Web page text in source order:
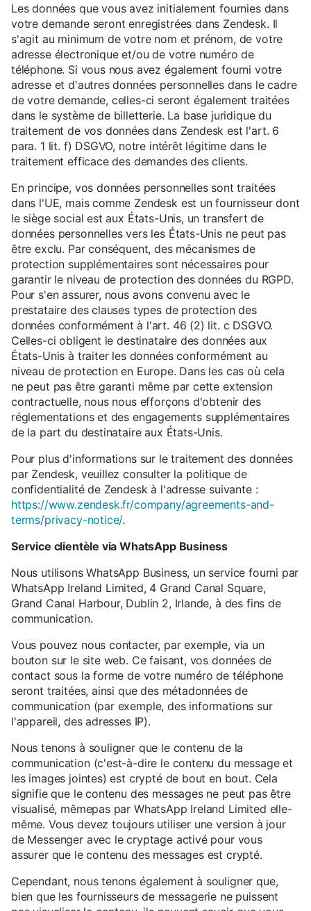
Les données que vous avez initialement fournies dans
votre demande seront enregistrées dans Zendesk. Il
s'agit au minimum de votre nom et prénom, de votre
adresse électronique et/ou de votre numéro de
téléphone. Si vous nous avez également fourni votre
adresse et d'autres données personnelles dans le cadre
de votre demande, celles-ci seront également traitées
dans le système de billetterie. La base juridique du
traitement de vos données dans Zendesk est l'art. 6
para. 1 lit. f) DSGVO, notre intérêt légitime dans le
traitement efficace des demandes des clients.
En principe, vos données personnelles sont traitées
dans l'UE, mais comme Zendesk est un fournisseur dont
le siège social est aux États-Unis, un transfert de
données personnelles vers les États-Unis ne peut pas
être exclu. Par conséquent, des mécanismes de
protection supplémentaires sont nécessaires pour
garantir le niveau de protection des données du RGPD.
Pour s'en assurer, nous avons convenu avec le
prestataire des clauses types de protection des
données conformément à l'art. 46 (2) lit. c DSGVO.
Celles-ci obligent le destinataire des données aux
États-Unis à traiter les données conformément au
niveau de protection en Europe. Dans les cas où cela
ne peut pas être garanti même par cette extension
contractuelle, nous nous efforçons d'obtenir des
réglementations et des engagements supplémentaires
de la part du destinataire aux États-Unis.
Pour plus d'informations sur le traitement des données
par Zendesk, veuillez consulter la politique de
confidentialité de Zendesk à l'adresse suivante :
https://www.zendesk.fr/company/agreements-and-
terms/privacy-notice/.
Service clientèle via WhatsApp Business
Nous utilisons WhatsApp Business, un service fourni par
WhatsApp Ireland Limited, 4 Grand Canal Square,
Grand Canal Harbour, Dublin 2, Irlande, à des fins de
communication.
Vous pouvez nous contacter, par exemple, via un
bouton sur le site web. Ce faisant, vos données de
contact sous la forme de votre numéro de téléphone
seront traitées, ainsi que des métadonnées de
communication (par exemple, des informations sur
l'appareil, des adresses IP).
Nous tenons à souligner que le contenu de la
communication (c'est-à-dire le contenu du message et
les images jointes) est crypté de bout en bout. Cela
signifie que le contenu des messages ne peut pas être
visualisé, mêmepas par WhatsApp Ireland Limited elle-
même. Vous devez toujours utiliser une version à jour
de Messenger avec le cryptage activé pour vous
assurer que le contenu des messages est crypté.
Cependant, nous tenons également à souligner que,
bien que les fournisseurs de messagerie ne puissent